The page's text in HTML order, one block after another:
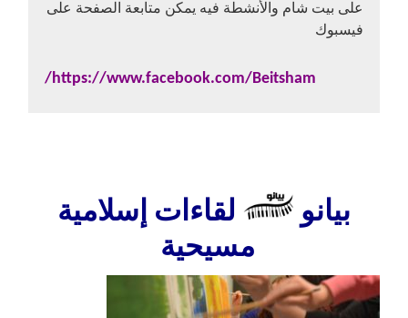
على بيت شام والأنشطة فيه يمكن متابعة الصفحة على
فيسبوك
https://www.facebook.com/Beitsham/
بيانو
لقاءات إسلامية
مسيحية